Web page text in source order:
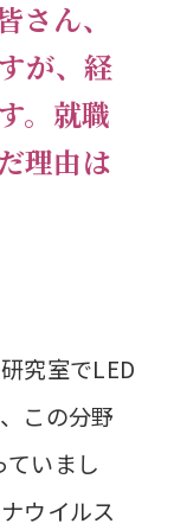
さん、
が、経
。就職
理由は
究室でLED
この分野
いまし
ウイルス